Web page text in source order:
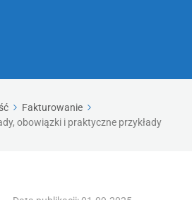
Fakturowanie
obowiązki i praktyczne przykłady